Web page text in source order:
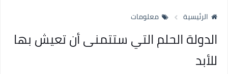
الرئيسية معلومات
الدولة الحلم التي ستتمنى أن تعيش بها
للأبد